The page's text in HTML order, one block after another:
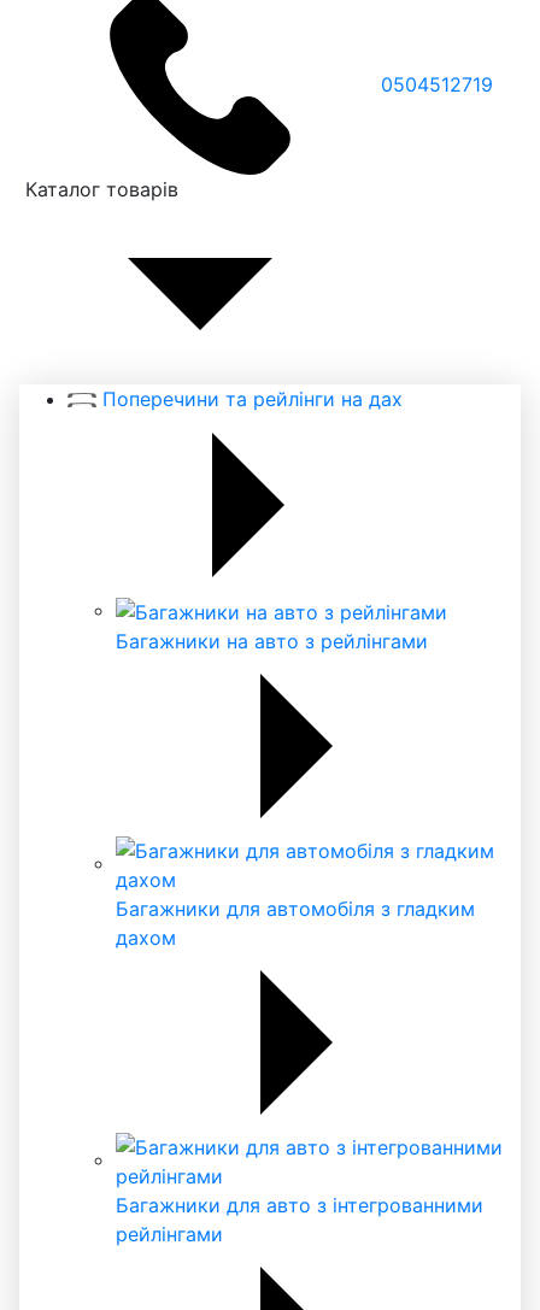
0504512719
Каталог товарів
Поперечини та рейлінги на дах
Багажники на авто з рейлінгами
Багажники для автомобіля з гладким
дахом
Багажники для авто з інтегрованними
рейлінгами